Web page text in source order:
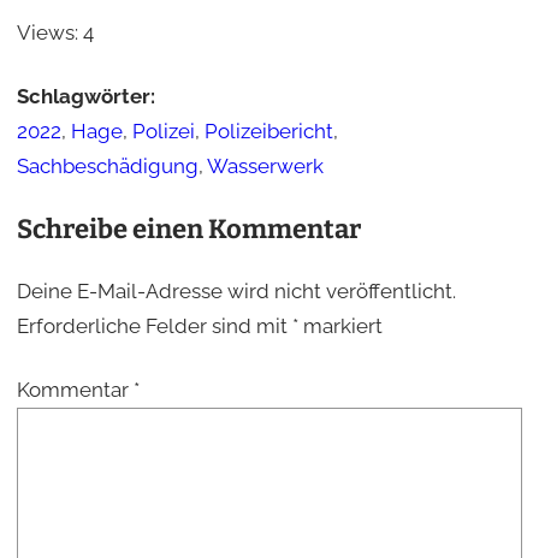
Views: 4
Schlagwörter:
2022, Hage, Polizei, Polizeibericht,
Sachbeschädigung, Wasserwerk
Schreibe einen Kommentar
Deine E-Mail-Adresse wird nicht veröffentlicht.
Erforderliche Felder sind mit *markiert
Kommentar *